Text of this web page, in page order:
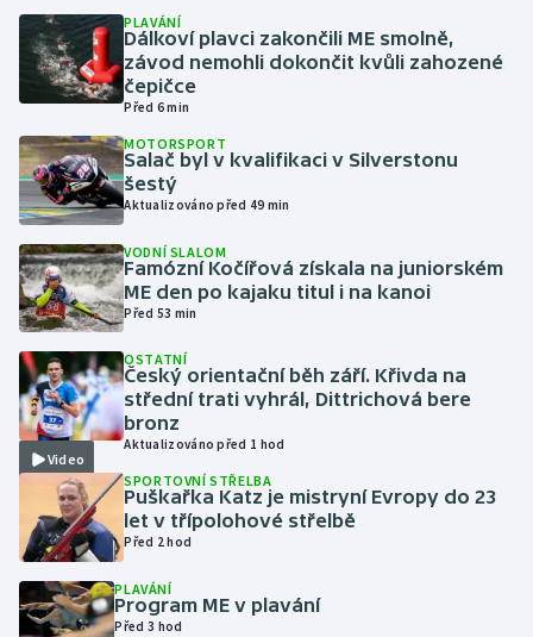
Gymnastika
Házená
Jezdectví
Judo
Krasobruslení
Lezení
Lyže a snowboard
Moderní pětiboj
Motorsport
Olympijské hry
Parasport
PLAVÁNÍ
Dálkoví plavci zakončili ME smolně,
závod nemohli dokončit kvůli zahozené
čepičce
Před 6 min
MOTORSPORT
Salač byl v kvalifikaci v Silverstonu
šestý
Aktualizováno před 49 min
VODNÍ SLALOM
Famózní Kočířová získala na juniorském
ME den po kajaku titul i na kanoi
Před 53 min
Video
OSTATNÍ
Český orientační běh září. Křivda na
střední trati vyhrál, Dittrichová bere
bronz
Aktualizováno před 1 hod
SPORTOVNÍ STŘELBA
Puškařka Katz je mistryní Evropy do 23
let v třípolohové střelbě
Před 2 hod
PLAVÁNÍ
Program ME v plavání
Před 3 hod